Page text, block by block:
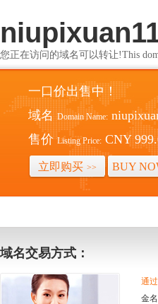
您正在访问的域名可以转让!This
一口价出售中！
域名 Domain Name:
售价 Listing Price: CNY
立即购买 >> BUY
域名交易方式：
通
金